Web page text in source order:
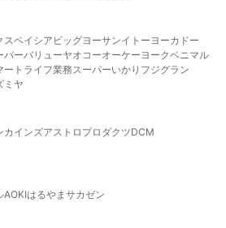
スベイシア ビッグヨーサンイトーヨーカドー
パーバリューヤオコーオーケー ヨークベニマル
ート ライフ業務スーパーいかり フジグラン
ミヤ
カインズアストロプロダクツDCM
AOKIはるやま サカゼン